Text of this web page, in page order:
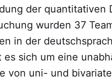
der quantitativen
wurden 37
in der
es sich um eine
von uni- und